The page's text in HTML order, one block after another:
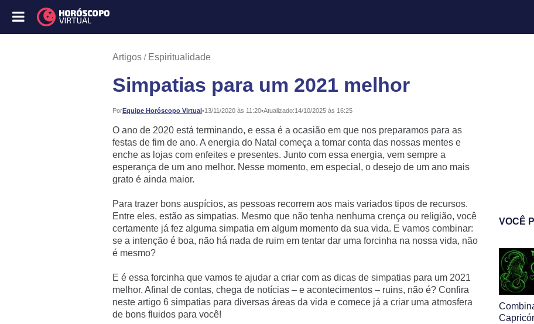
Artigos Espiritualidade
Simpatias para um 2021 melhor
PorEquipe Horóscopo Virtual•
Publicado: 13/11/2020 às 11:20•Atualizado:14/10/2025 às 16:25
O ano de 2020 está terminando, e essa é a ocasião em que nos preparamos para as
festas de fim de ano. A energia do Natal começa a tomar conta das nossas mentes e
enche as lojas com enfeites e presentes. Junto com essa energia, vem sempre a
esperança de um ano melhor. Nesse momento, em especial, o desejo de um ano mais
grato é ainda maior.
Para trazer bons auspícios, as pessoas recorrem aos mais variados tipos de recursos.
Entre eles, estão as simpatias. Mesmo que não tenha nenhuma crença ou religião, você
certamente já fez alguma simpatia em algum momento da sua vida. E vamos combinar:
se a intenção é boa, não há nada de ruim em tentar dar uma forcinha na nossa vida, não
é mesmo?
E é essa forcinha que vamos te ajudar a criar com as dicas de simpatias para um 2021
melhor. Afinal de contas, chega de notícias – e acontecimentos – ruins, não é? Confira
neste artigo 6 simpatias para diversas áreas da vida e comece já a criar uma atmosfera
de bons fluidos para você!
VOCÊ